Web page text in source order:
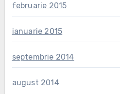
februarie 2015
ianuarie 2015
septembrie 2014
august 2014